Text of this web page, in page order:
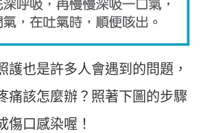
護也是許多人會遇到的問題，
痛該怎麼辦？照著下圖的步驟
傷口感染喔！